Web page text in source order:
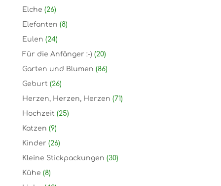
Elche (26)
Elefanten (8)
Eulen (24)
Für die Anfänger :-) (20)
Garten und Blumen (86)
Geburt (26)
Herzen, Herzen, Herzen (71)
Hochzeit (25)
Katzen (9)
Kinder (26)
Kleine Stickpackungen (30)
Kühe (8)